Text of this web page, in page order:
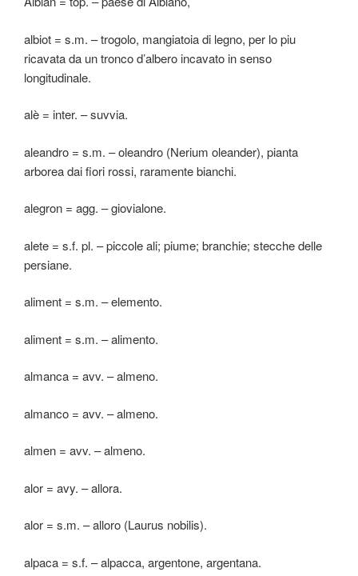
albiot = s.m. – trogolo, mangiatoia di legno, per lo piu
ricavata da un tronco d’albero incavato in senso
longitudinale.
alè = inter. – suvvia.
aleandro = s.m. – oleandro (Nerium oleander), pianta
arborea dai fiori rossi, raramente bianchi.
alegron = agg. – giovialone.
alete = s.f. pl. – piccole ali; piume; branchie; stecche delle
persiane.
aliment = s.m. – elemento.
aliment = s.m. – alimento.
almanca = avv. – almeno.
almanco = avv. – almeno.
almen = avv. – almeno.
alor = avy. – allora.
alor = s.m. – alloro (Laurus nobilis).
alpaca = s.f. – alpacca, argentone, argentana.